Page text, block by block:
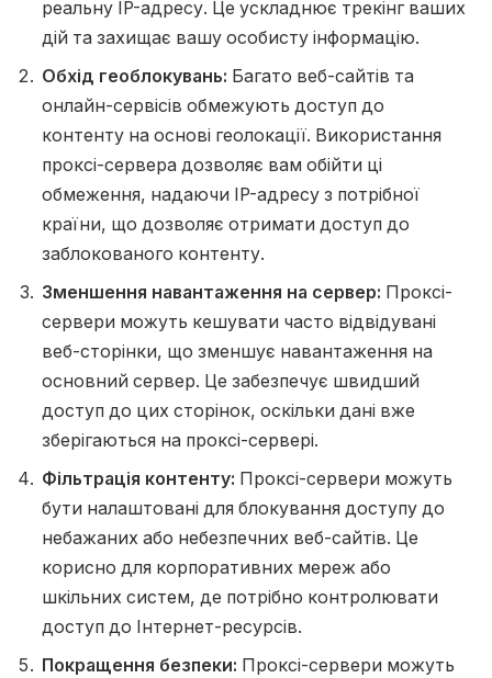
реальну IP-адресу. Це ускладнює трекінг ваших
дій та захищає вашу особисту інформацію.
Обхід геоблокувань: Багато веб-сайтів та
онлайн-сервісів обмежують доступ до
контенту на основі геолокації. Використання
проксі-сервера дозволяє вам обійти ці
обмеження, надаючи IP-адресу з потрібної
країни, що дозволяє отримати доступ до
заблокованого контенту.
Зменшення навантаження на сервер: Проксі-
сервери можуть кешувати часто відвідувані
веб-сторінки, що зменшує навантаження на
основний сервер. Це забезпечує швидший
доступ до цих сторінок, оскільки дані вже
зберігаються на проксі-сервері.
Фільтрація контенту: Проксі-сервери можуть
бути налаштовані для блокування доступу до
небажаних або небезпечних веб-сайтів. Це
корисно для корпоративних мереж або
шкільних систем, де потрібно контролювати
доступ до Інтернет-ресурсів.
Покращення безпеки: Проксі-сервери можуть